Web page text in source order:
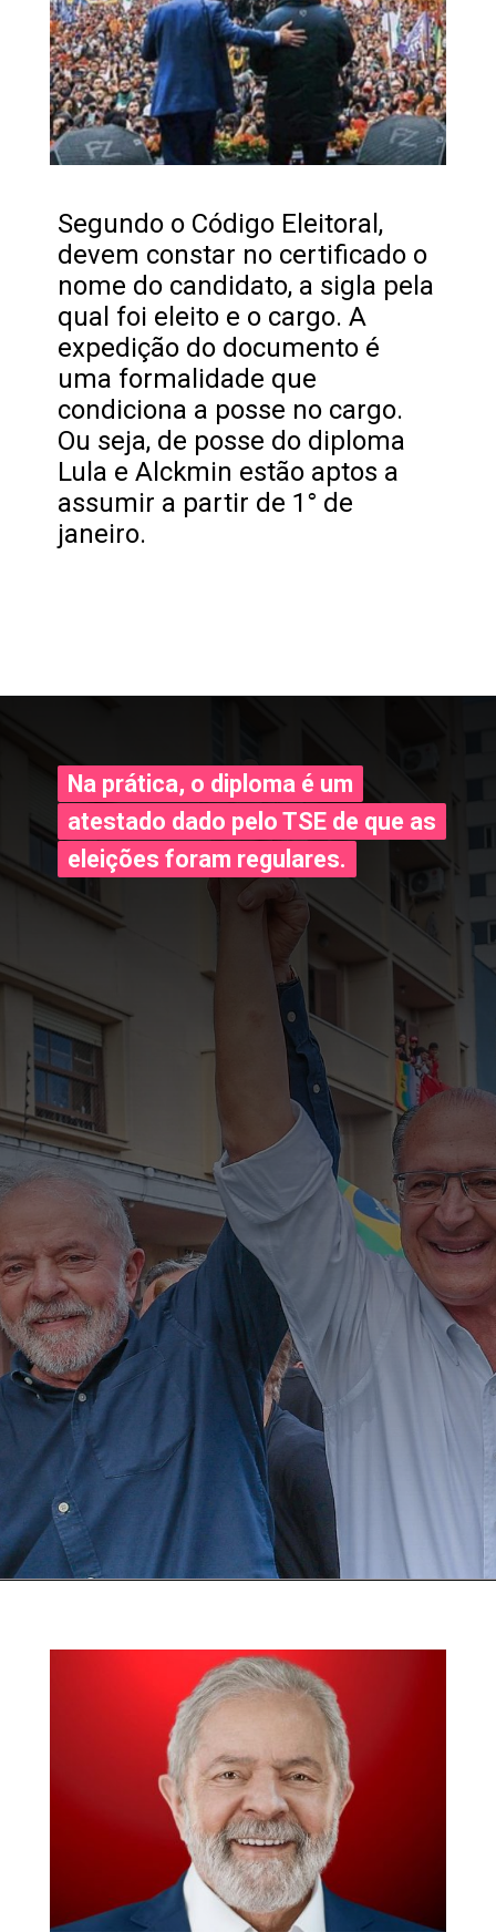
Segundo o Código Eleitoral,
devem constar no certificado o
nome do candidato, a sigla pela
qual foi eleito e o cargo. A
expedição do documento é
uma formalidade que
condiciona a posse no cargo.
Ou seja, de posse do diploma
Lula e Alckmin estão aptos a
assumir a partir de 1° de
janeiro.
Na prática, o diploma é um
atestado dado pelo TSE de que as
eleições foram regulares.
Na prática, o diploma é um
atestado dado pelo TSE de que as
eleições foram regulares.